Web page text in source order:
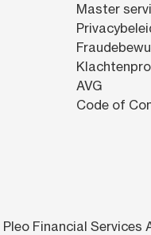
Master
AVG
Code of
Financial